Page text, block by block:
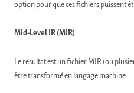
option pour que ces fichiers puissent
Mid-Level IR (MIR)
Le résultat est un fichier MIR (ou
être transformé en langage machine.